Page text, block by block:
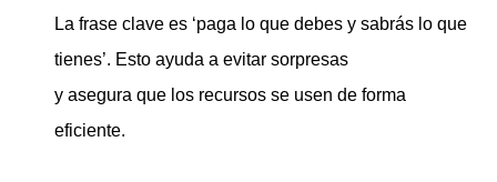
La frase clave es ‘paga lo que debes y sabrás lo que
tienes’. Esto ayuda a evitar sorpresas
y asegura que los recursos se usen de forma
eficiente.